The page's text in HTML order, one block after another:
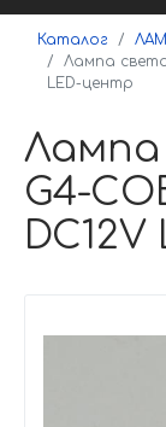
Каталог
Лампа
LED-центр
Лампа
G4-